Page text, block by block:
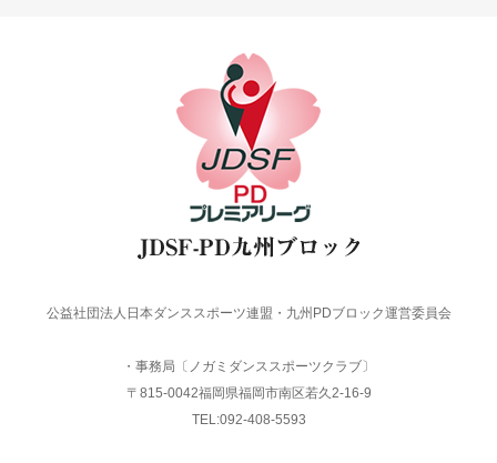
公益社団法人日本ダンススポーツ連盟・九州PDブロック運営委員会
・事務局〔ノガミダンススポーツクラブ〕
〒815-0042福岡県福岡市南区若久2-16-9
TEL:092-408-5593